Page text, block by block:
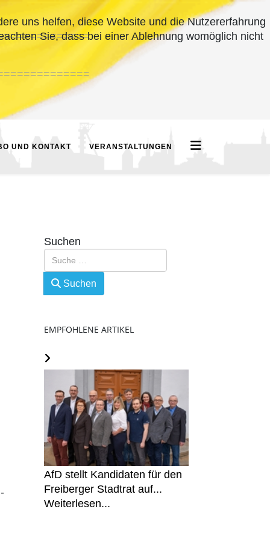
UND KONTAKT VERANSTALTUNGEN
Suchen
Suchen
EMPFOHLENE ARTIKEL
AfD stellt Kandidaten für den
Freiberger Stadtrat auf...
Weiterlesen...
uns helfen, diese Website und die Nutzererfahrung
Sie, dass bei einer Ablehnung womöglich nicht